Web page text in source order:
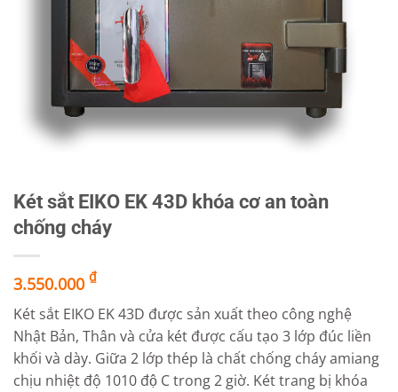
Két sắt EIKO EK 43D khóa cơ an toàn
chống cháy
3.550.000 ₫
Két sắt EIKO EK 43D được sản xuất theo công nghệ
Nhật Bản, Thân và cửa két được cấu tạo 3 lớp đúc liền
khối và dày. Giữa 2 lớp thép là chất chống cháy amiang
chịu nhiệt độ 1010 độ C trong 2 giờ. Két trang bị khóa